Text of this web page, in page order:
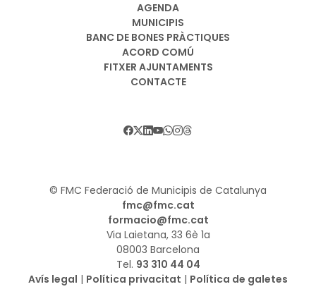
AGENDA
MUNICIPIS
BANC DE BONES PRÀCTIQUES
ACORD COMÚ
FITXER AJUNTAMENTS
CONTACTE
© FMC Federació de Municipis de Catalunya
fmc@fmc.cat
formacio@fmc.cat
Via Laietana, 33 6è 1a
08003 Barcelona
Tel. 93 310 44 04
Avís legal | Política privacitat | Política de galetes